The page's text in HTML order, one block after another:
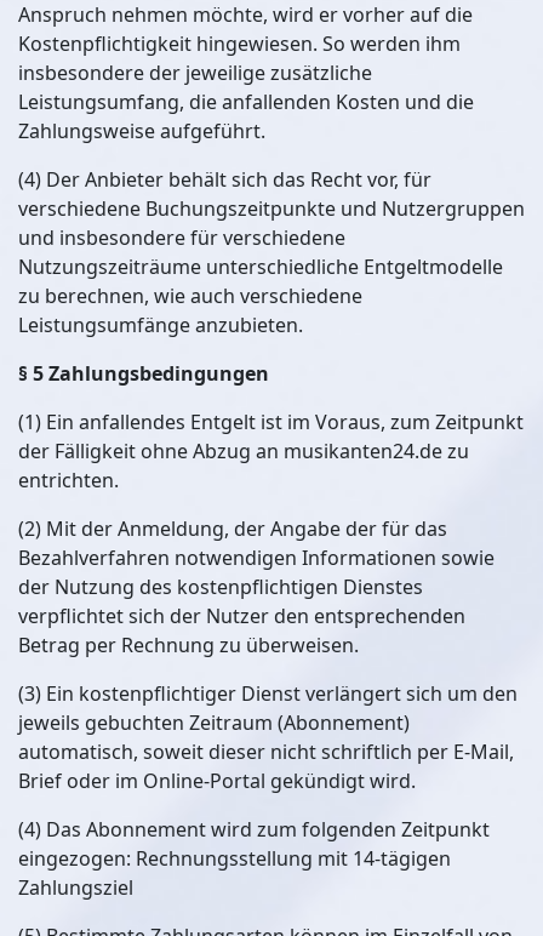
Anspruch nehmen möchte, wird er vorher auf die
Kostenpflichtigkeit hingewiesen. So werden ihm
insbesondere der jeweilige zusätzliche
Leistungsumfang, die anfallenden Kosten und die
Zahlungsweise aufgeführt.
(4) Der Anbieter behält sich das Recht vor, für
verschiedene Buchungszeitpunkte und Nutzergruppen
und insbesondere für verschiedene
Nutzungszeiträume unterschiedliche Entgeltmodelle
zu berechnen, wie auch verschiedene
Leistungsumfänge anzubieten.
§ 5 Zahlungsbedingungen
(1) Ein anfallendes Entgelt ist im Voraus, zum Zeitpunkt
der Fälligkeit ohne Abzug an musikanten24.de zu
entrichten.
(2) Mit der Anmeldung, der Angabe der für das
Bezahlverfahren notwendigen Informationen sowie
der Nutzung des kostenpflichtigen Dienstes
verpflichtet sich der Nutzer den entsprechenden
Betrag per Rechnung zu überweisen.
(3) Ein kostenpflichtiger Dienst verlängert sich um den
jeweils gebuchten Zeitraum (Abonnement)
automatisch, soweit dieser nicht schriftlich per E-Mail,
Brief oder im Online-Portal gekündigt wird.
(4) Das Abonnement wird zum folgenden Zeitpunkt
eingezogen: Rechnungsstellung mit 14-tägigen
Zahlungsziel